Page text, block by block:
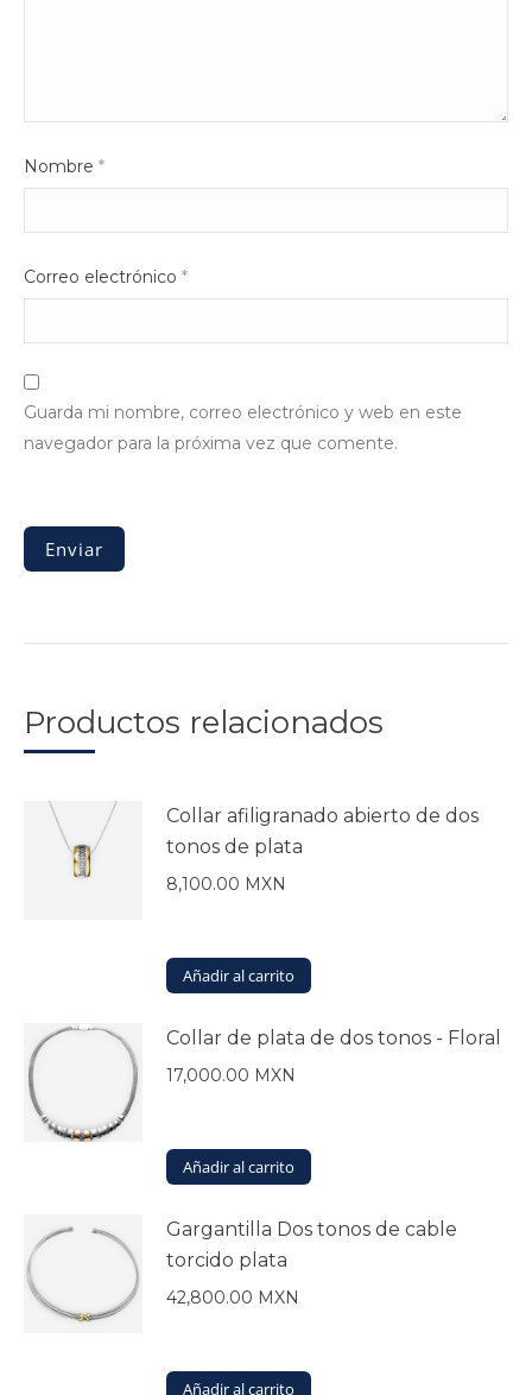
Nombre *
Correo electrónico *
Guarda mi nombre, correo electrónico y web en este
navegador para la próxima vez que comente.
Productos relacionados
Collar afiligranado abierto de dos
tonos de plata
8,100.00 MXN
Añadir al carrito
Collar de plata de dos tonos - Floral
17,000.00 MXN
Añadir al carrito
Gargantilla Dos tonos de cable
torcido plata
42,800.00 MXN
Añadir al carrito